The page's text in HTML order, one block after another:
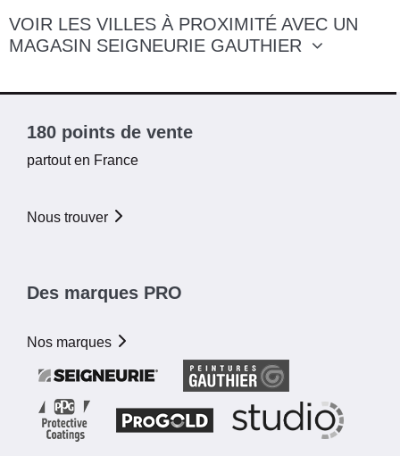
VOIR LES VILLES À PROXIMITÉ AVEC UN
MAGASIN SEIGNEURIE GAUTHIER
180 points de vente
partout en France
Nous trouver
Des marques PRO
Nos marques